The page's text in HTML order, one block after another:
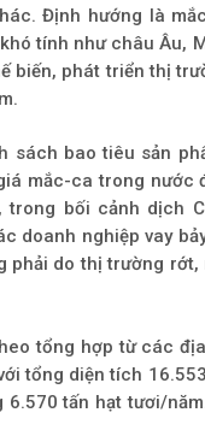
Định hướng là
tính như châu Âu,
biến, phát triển thị
sách bao tiêu sản
mắc-ca trong nước
bối cảnh dịch
doanh nghiệp vay
phải do thị trường
tổng hợp từ các
tổng diện tích
tấn hạt tươi/